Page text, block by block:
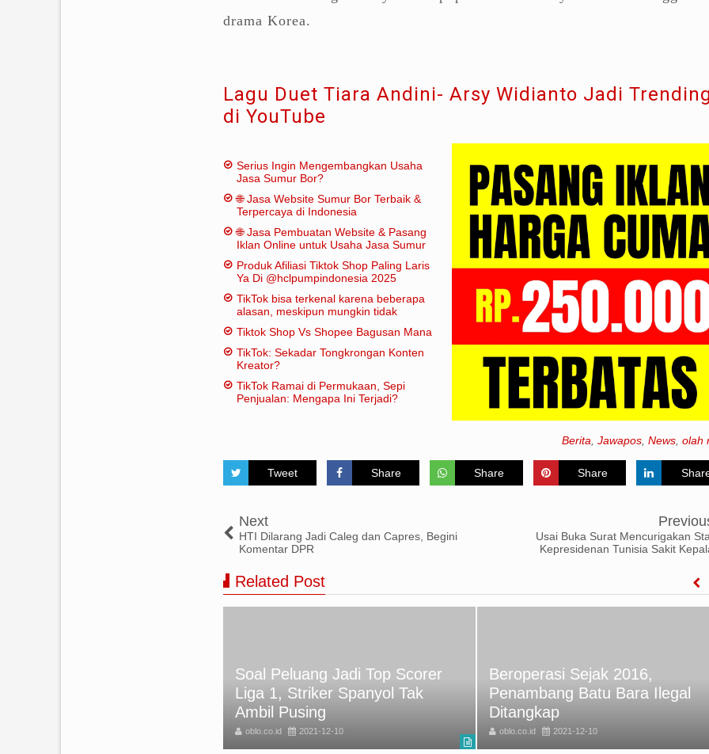
drama Korea.
Lagu Duet Tiara Andini- Arsy Widianto Jadi Trending
di YouTube
Serius Ingin Mengembangkan Usaha
Jasa Sumur Bor?
🌐 Jasa Website Sumur Bor Terbaik &
Terpercaya di Indonesia
🌐 Jasa Pembuatan Website & Pasang
Iklan Online untuk Usaha Jasa Sumur
Produk Afiliasi Tiktok Shop Paling Laris
Ya Di @hclpumpindonesia 2025
TikTok bisa terkenal karena beberapa
alasan, meskipun mungkin tidak
tradisional:
Tiktok Shop Vs Shopee Bagusan Mana
TikTok: Sekadar Tongkrongan Konten
Kreator?
TikTok Ramai di Permukaan, Sepi
Penjualan: Mengapa Ini Terjadi?
Berita Jawapos News olah
Tweet Share Share Share
Next
HTI Dilarang Jadi Caleg dan Capres, Begini
Komentar DPR
Usai Buka Surat Mencurigakan
Kepresidenan Tunisia Sakit
Related Post
Soal Peluang Jadi Top Scorer
Liga 1, Striker Spanyol Tak
Ambil Pusing
oblo.co.id 2021-12-10
Beroperasi Sejak 2016,
Penambang Batu Bara Ilegal
Ditangkap
oblo.co.id 2021-12-10